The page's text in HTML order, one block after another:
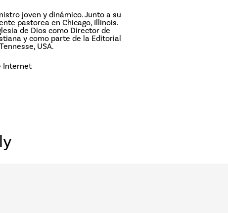
joven y dinámico. Junto a su
pastorea en Chicago, Illinois.
de Dios como Director de
y como parte de la Editorial
USA.
Internet